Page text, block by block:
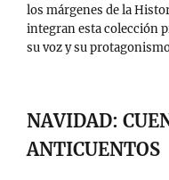
los márgenes de la
integran esta colección
su voz y su
NAVIDAD:
ANTICUENTOS